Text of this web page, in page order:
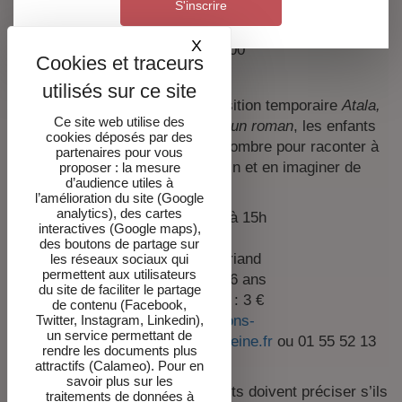
S'inscrire
Réservation :reservations-chateaubriand@hauts-
ou 01 55 52 13 00
Après une découverte de l’exposition temporaire Atala,
1801. Voyage illustré au cœur d’un roman, les enfants
fabriquent chacun leur théâtre d’ombre pour raconter à
leur tour les histoires de l’écrivain et en imaginer de
nouvelles.
Dimanche 6 octobre 2024, à 15h
Durée : 1h30
Lieu : maison de Chateaubriand
Tranche d’âge : A partir de 6 ans
Tarif plein : 5 € ; tarif réduit : 3 €
Sur réservation :reservations-
chateaubriand@hauts-de-seine.fr ou 01 55 52 13
00
Les accompagnateurs des enfants doivent préciser s’ils
Ce site web utilise des
cookies déposés par des
partenaires pour vous
proposer : la mesure
d’audience utiles à
l’amélioration du site (Google
analytics), des cartes
interactives (Google maps),
des boutons de partage sur
les réseaux sociaux qui
permettent aux utilisateurs
du site de faciliter le partage
de contenu (Facebook,
Twitter, Instagram, Linkedin),
un service permettant de
rendre les documents plus
attractifs (Calameo). Pour en
savoir plus sur les
traitements de données à
X Masquer le bandeau des